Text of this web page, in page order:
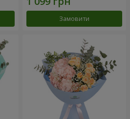
Замовити